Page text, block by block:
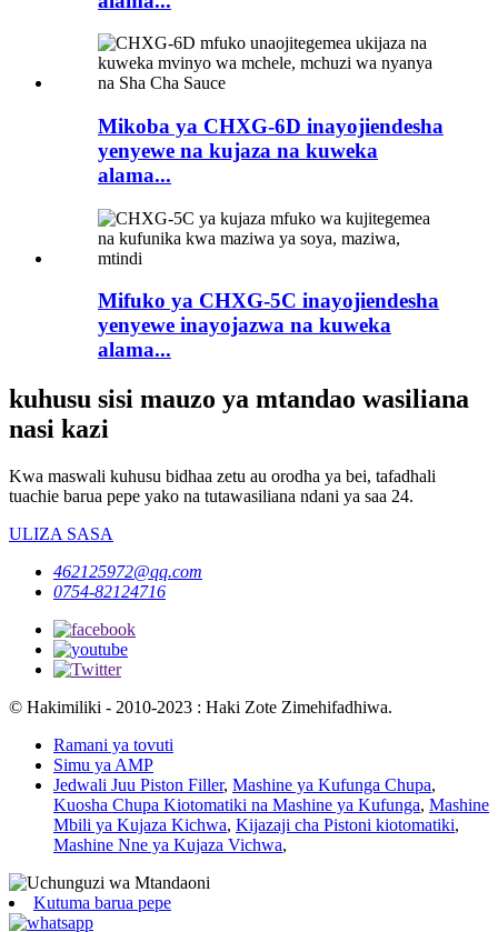
Mikoba ya CHXG-6D inayojiendesha
yenyewe na kujaza na kuweka
alama...
Mifuko ya CHXG-5C inayojiendesha
yenyewe inayojazwa na kuweka
alama...
kuhusu sisi mauzo ya mtandao wasiliana
nasi kazi
Kwa maswali kuhusu bidhaa zetu au orodha ya bei, tafadhali
tuachie barua pepe yako na tutawasiliana ndani ya saa 24.
ULIZA SASA
462125972@qq.com
0754-82124716
© Hakimiliki - 2010-2023 : Haki Zote Zimehifadhiwa.
Ramani ya tovuti
Simu ya AMP
Jedwali Juu Piston Filler, Mashine ya Kufunga Chupa,
Kuosha Chupa Kiotomatiki na Mashine ya Kufunga, Mashine
Mbili ya Kujaza Kichwa, Kijazaji cha Pistoni kiotomatiki,
Mashine Nne ya Kujaza Vichwa,
Kutuma barua pepe